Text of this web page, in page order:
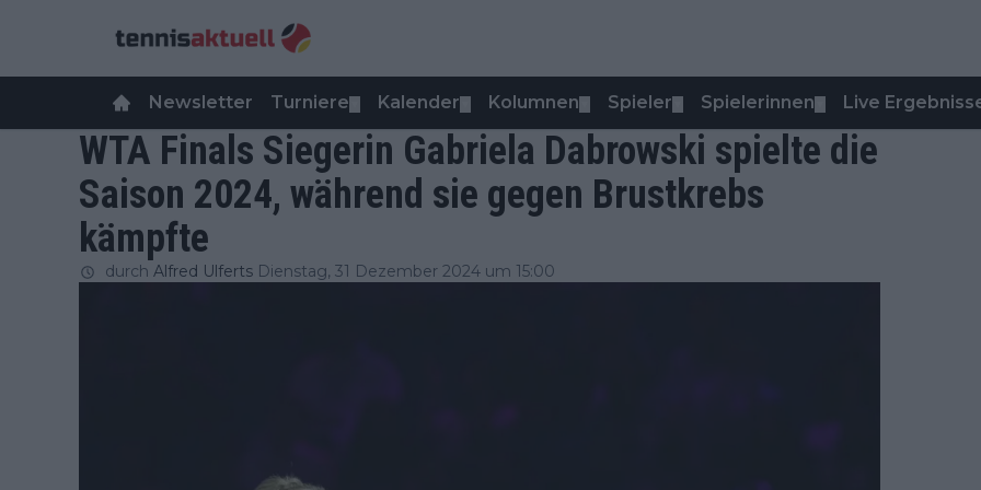
Newsletter Turniere Kalender Kolumnen Spieler Spielerinnen Live
WTA Finals Siegerin Gabriela Dabrowski spielte die
Saison 2024, während sie gegen Brustkrebs
kämpfte
durch Alfred Ulferts Dienstag, 31 Dezember 2024 um 15:00